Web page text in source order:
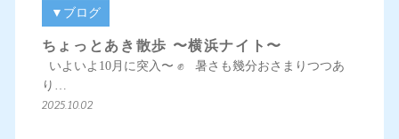
▼ブログ
ちょっとあき散歩 〜横浜ナイト〜
いよいよ10月に突入〜 ✊ 暑さも幾分おさまりつつあ
り…
2025.10.02